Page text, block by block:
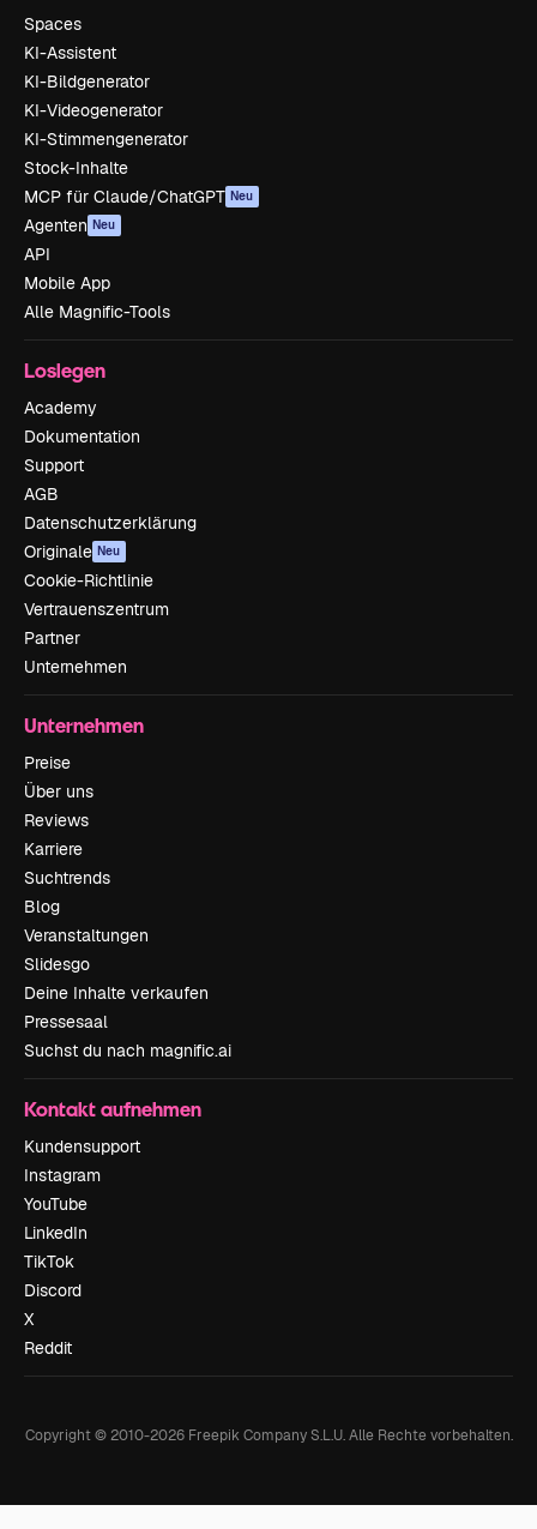
Spaces
KI-Assistent
KI-Bildgenerator
KI-Videogenerator
KI-Stimmengenerator
Stock-Inhalte
MCP für Claude/ChatGPT Neu
Agenten Neu
API
Mobile App
Alle Magnific-Tools
Loslegen
Academy
Dokumentation
Support
AGB
Datenschutzerklärung
Originale Neu
Cookie-Richtlinie
Vertrauenszentrum
Partner
Unternehmen
Unternehmen
Preise
Über uns
Reviews
Karriere
Suchtrends
Blog
Veranstaltungen
Slidesgo
Deine Inhalte verkaufen
Pressesaal
Suchst du nach magnific.ai
Kontakt aufnehmen
Kundensupport
Instagram
YouTube
LinkedIn
TikTok
Discord
X
Reddit
Copyright © 2010-2026Freepik Company S.L.U. Alle Rechte vorbehalten.